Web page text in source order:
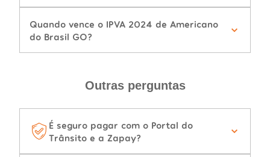
Quando vence o IPVA 2024 de Americano
do Brasil GO?
Outras perguntas
É seguro pagar com o Portal do
Trânsito e a Zapay?